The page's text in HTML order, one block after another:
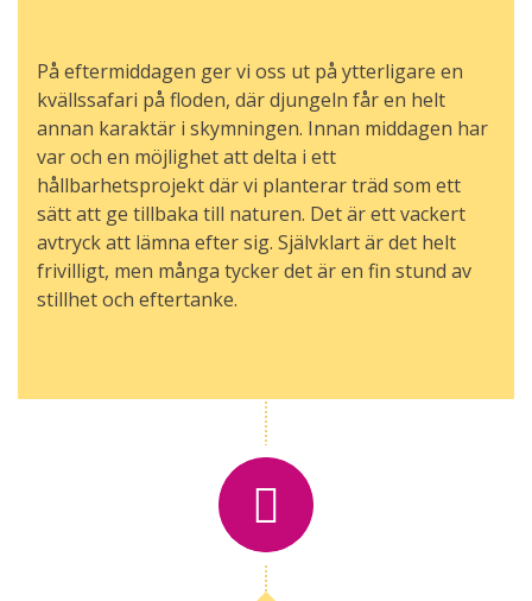
På eftermiddagen ger vi oss ut på ytterligare en
kvällssafari på floden, där djungeln får en helt
annan karaktär i skymningen. Innan middagen har
var och en möjlighet att delta i ett
hållbarhetsprojekt där vi planterar träd som ett
sätt att ge tillbaka till naturen. Det är ett vackert
avtryck att lämna efter sig. Självklart är det helt
frivilligt, men många tycker det är en fin stund av
stillhet och eftertanke.